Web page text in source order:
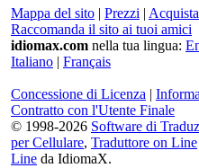
Mappa del sito | Prezzi | Acquista
Raccomanda il sito ai tuoi amici
idiomax.com nella tua lingua:
Italiano | Français
Concessione di Licenza |
Contratto con l'Utente Finale
© 1998-2026 Software di
per Cellulare, Traduttore on Line
Line da IdiomaX.